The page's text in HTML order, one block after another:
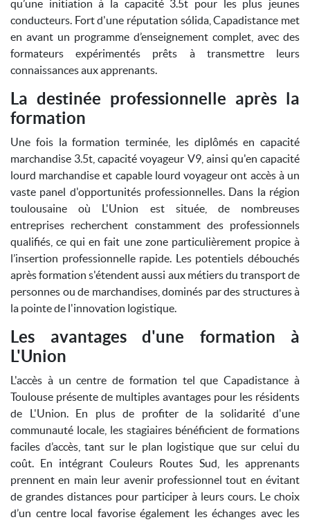
qu’une initiation à la capacité 3.5t pour les plus jeunes
conducteurs. Fort d'une réputation sólida, Capadistance met
en avant un programme d’enseignement complet, avec des
formateurs expérimentés prêts à transmettre leurs
connaissances aux apprenants.
La destinée professionnelle après la
formation
Une fois la formation terminée, les diplômés en capacité
marchandise 3.5t, capacité voyageur V9, ainsi qu'en capacité
lourd marchandise et capable lourd voyageur ont accès à un
vaste panel d'opportunités professionnelles. Dans la région
toulousaine où L'Union est située, de nombreuses
entreprises recherchent constamment des professionnels
qualifiés, ce qui en fait une zone particulièrement propice à
l’insertion professionnelle rapide. Les potentiels débouchés
après formation s'étendent aussi aux métiers du transport de
personnes ou de marchandises, dominés par des structures à
la pointe de l'innovation logistique.
Les avantages d'une formation à
L'Union
L'accès à un centre de formation tel que Capadistance à
Toulouse présente de multiples avantages pour les résidents
de L'Union. En plus de profiter de la solidarité d'une
communauté locale, les stagiaires bénéficient de formations
faciles d’accès, tant sur le plan logistique que sur celui du
coût. En intégrant Couleurs Routes Sud, les apprenants
prennent en main leur avenir professionnel tout en évitant
de grandes distances pour participer à leurs cours. Le choix
d’un centre local favorise également les échanges avec les